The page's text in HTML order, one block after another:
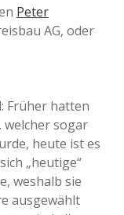
Peter
AG, oder
Früher hatten
welcher sogar
heute ist es
„heutige“
weshalb sie
ausgewählt